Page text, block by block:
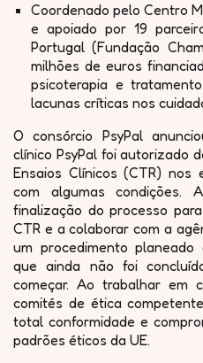
Coordenado pelo Centro
e apoiado por 19
Portugal (Fundação
milhões de euros
psicoterapia e
lacunas críticas nos
O consórcio PsyPal
clínico PsyPal foi autorizado
Ensaios Clínicos (CTR) nos
com algumas condições.
finalização do processo
CTR e a colaborar com a
um procedimento
que ainda não foi
começar. Ao trabalhar em
comités de ética
total conformidade e
padrões éticos da UE.